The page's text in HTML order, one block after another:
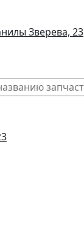
Зверева, 23